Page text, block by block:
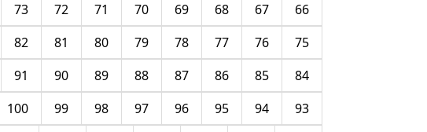
66
67
68
69
70
71
72
73
75
76
77
78
79
80
81
82
84
85
86
87
88
89
90
91
93
94
95
96
97
98
99
100